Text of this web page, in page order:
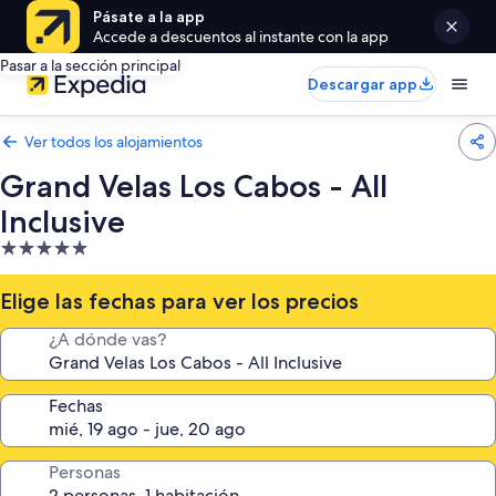
Pásate a la app
Accede a descuentos al instante con la app
Pasar a la sección principal
Descargar app
Ver todos los alojamientos
Grand Velas Los Cabos - All
Inclusive
Alojamiento
de
5.0 estrellas
Elige las fechas para ver los precios
¿A dónde vas?
Fechas
Personas